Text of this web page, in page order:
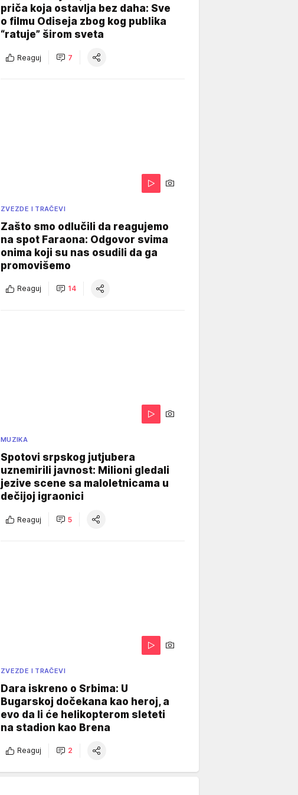
priča koja ostavlja bez daha: Sve
o filmu Odiseja zbog kog publika
“ratuje” širom sveta
Reaguj 7
ZVEZDE I TRAČEVI
Zašto smo odlučili da reagujemo
na spot Faraona: Odgovor svima
onima koji su nas osudili da ga
promovišemo
Reaguj 14
MUZIKA
Spotovi srpskog jutjubera
uznemirili javnost: Milioni gledali
jezive scene sa maloletnicama u
dečijoj igraonici
Reaguj 5
ZVEZDE I TRAČEVI
Dara iskreno o Srbima: U
Bugarskoj dočekana kao heroj, a
evo da li će helikopterom sleteti
na stadion kao Brena
Reaguj 2